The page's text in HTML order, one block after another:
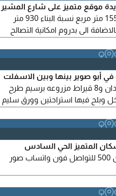
موقع متميز على شارع المشير
أحمد اسماعيل مساحة الأرض 1558 متر مربع نسبة البناء 930 متر
المسموح 10 أمتار بالاضافة الى بدروم امكانية التصالح
ومطار الماسه تصلح لجميع
جاهزه للتطوير والاستثمار صور
أبو صوير بينها وبين الاسفلت
4 نمر حوالي 3 دقائق مساحة 3 فدان و8 قيراط مزروعه برسيم طرح
وبلح فيها استراحتين وورق سليم
المتميز الحي السادس
مساحة 459 متر مطلوب 5 مليون 500 للتواصل فون واتساب صور